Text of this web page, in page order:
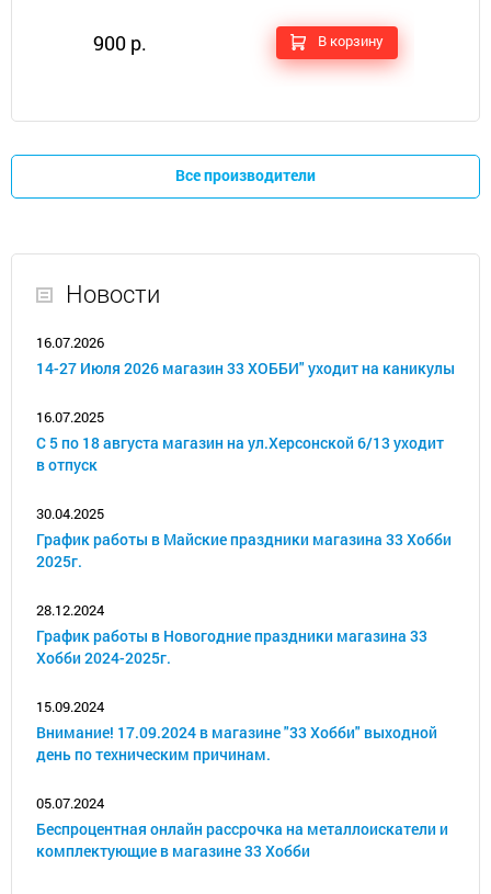
900 р. В корзину
Все производители
Новости
16.07.2026
14-27 Июля 2026 магазин 33 ХОББИ" уходит на каникулы
16.07.2025
С 5 по 18 августа магазин на ул.Херсонской 6/13 уходит
в отпуск
30.04.2025
График работы в Майские праздники магазина 33 Хобби
2025г.
28.12.2024
График работы в Новогодние праздники магазина 33
Хобби 2024-2025г.
15.09.2024
Внимание! 17.09.2024 в магазине "33 Хобби" выходной
день по техническим причинам.
05.07.2024
Беспроцентная онлайн рассрочка на металлоискатели и
комплектующие в магазине 33 Хобби